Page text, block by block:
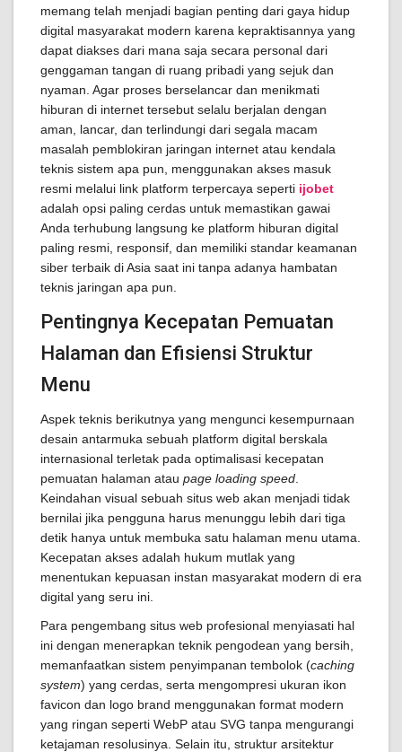
memang telah menjadi bagian penting dari gaya hidup
digital masyarakat modern karena kepraktisannya yang
dapat diakses dari mana saja secara personal dari
genggaman tangan di ruang pribadi yang sejuk dan
nyaman. Agar proses berselancar dan menikmati
hiburan di internet tersebut selalu berjalan dengan
aman, lancar, dan terlindungi dari segala macam
masalah pemblokiran jaringan internet atau kendala
teknis sistem apa pun, menggunakan akses masuk
resmi melalui link platform terpercaya seperti ijobet
adalah opsi paling cerdas untuk memastikan gawai
Anda terhubung langsung ke platform hiburan digital
paling resmi, responsif, dan memiliki standar keamanan
siber terbaik di Asia saat ini tanpa adanya hambatan
teknis jaringan apa pun.
Pentingnya Kecepatan Pemuatan
Halaman dan Efisiensi Struktur
Menu
Aspek teknis berikutnya yang mengunci kesempurnaan
desain antarmuka sebuah platform digital berskala
internasional terletak pada optimalisasi kecepatan
pemuatan halaman atau page loading speed
Keindahan visual sebuah situs web akan menjadi tidak
bernilai jika pengguna harus menunggu lebih dari tiga
detik hanya untuk membuka satu halaman menu utama.
Kecepatan akses adalah hukum mutlak yang
menentukan kepuasan instan masyarakat modern di era
digital yang seru ini.
Para pengembang situs web profesional menyiasati hal
ini dengan menerapkan teknik pengodean yang bersih,
memanfaatkan sistem penyimpanan tembolok (caching
system) yang cerdas, serta mengompresi ukuran ikon
favicon dan logo brand menggunakan format modern
yang ringan seperti WebP atau SVG tanpa mengurangi
ketajaman resolusinya. Selain itu, struktur arsitektur